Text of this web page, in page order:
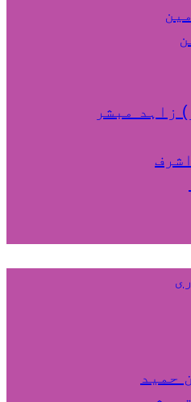
زاہد مبشر
حمید